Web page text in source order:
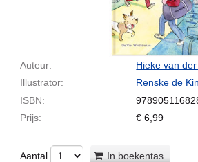
Auteur:
Hieke van
Illustrator:
Renske de
ISBN:
Prijs:
€6,99
Aantal In boekentas